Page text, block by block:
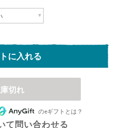
に入れる
切れ
のeギフトとは？
て問い合わせる